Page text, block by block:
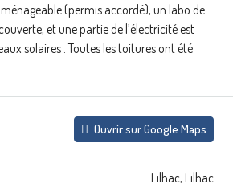
(permis accordé), un labo de
et une partie de l’électricité est
solaires . Toutes les toitures ont été
Ouvrir sur Google Maps
Lilhac, Lilhac